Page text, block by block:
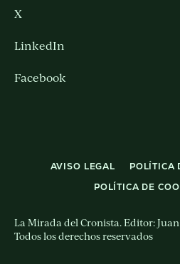
X
LinkedIn
Facebook
AVISO LEGAL
POLÍTICA
POLÍTICA DE
La Mirada del Cronista. Editor:
Todos los derechos reservados